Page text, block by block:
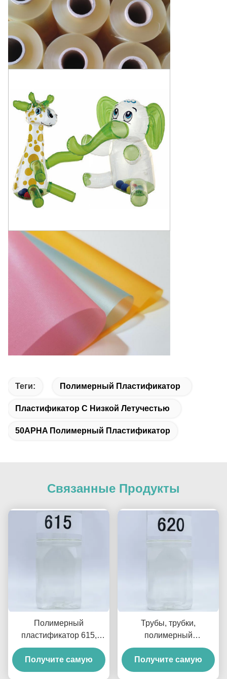
Теги: Полимерный Пластификатор
Пластификатор С Низкой Летучестью
50APHA Полимерный Пластификатор
Связанные Продукты
Полимерный
пластификатор 615,
маслостойкий кабель и
лист, устойчивый к
миграции
Получите самую
Трубы, трубки,
полимерный
пластификатор 620,
устойчивый к
экстракции, для лент и
Получите самую